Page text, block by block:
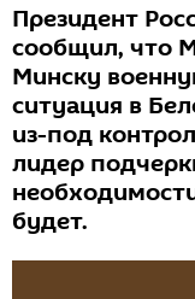
Президент
сообщил, что
Минску
ситуация в
из-под
лидер
будет.